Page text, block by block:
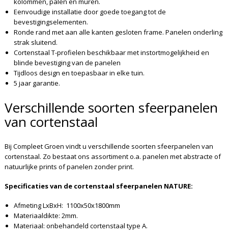
Eenvoudige installatie door goede toegang tot de
bevestigingselementen.
Ronde rand met aan alle kanten gesloten frame. Panelen onderling
strak sluitend.
Cortenstaal T-profielen beschikbaar met instortmogelijkheid en
blinde bevestiging van de panelen
Tijdloos design en toepasbaar in elke tuin.
5 jaar garantie.
Verschillende soorten sfeerpanelen
van cortenstaal
Bij Compleet Groen vindt u verschillende soorten sfeerpanelen van
cortenstaal. Zo bestaat ons assortiment o.a. panelen met abstracte of
natuurlijke prints of panelen zonder print.
Specificaties van de cortenstaal sfeerpanelen NATURE:
Afmeting LxBxH: 1100x50x1800mm
Materiaaldikte: 2mm.
Materiaal: onbehandeld cortenstaal type A.